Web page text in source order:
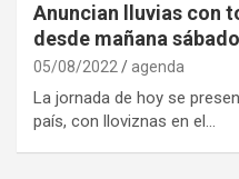
Anuncian lluvias con
desde mañana sábado
05/08/2022 agenda
La jornada de hoy se
país, con lloviznas en el…